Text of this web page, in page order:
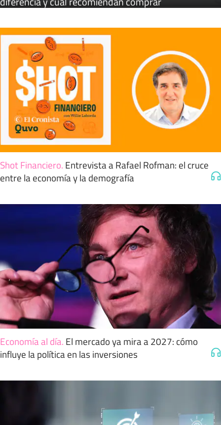
Shot Financiero. Entrevista a Rafael Rofman: el cruce
entre la economía y la demografía
Economía al día. El mercado ya mira a 2027: cómo
influye la política en las inversiones